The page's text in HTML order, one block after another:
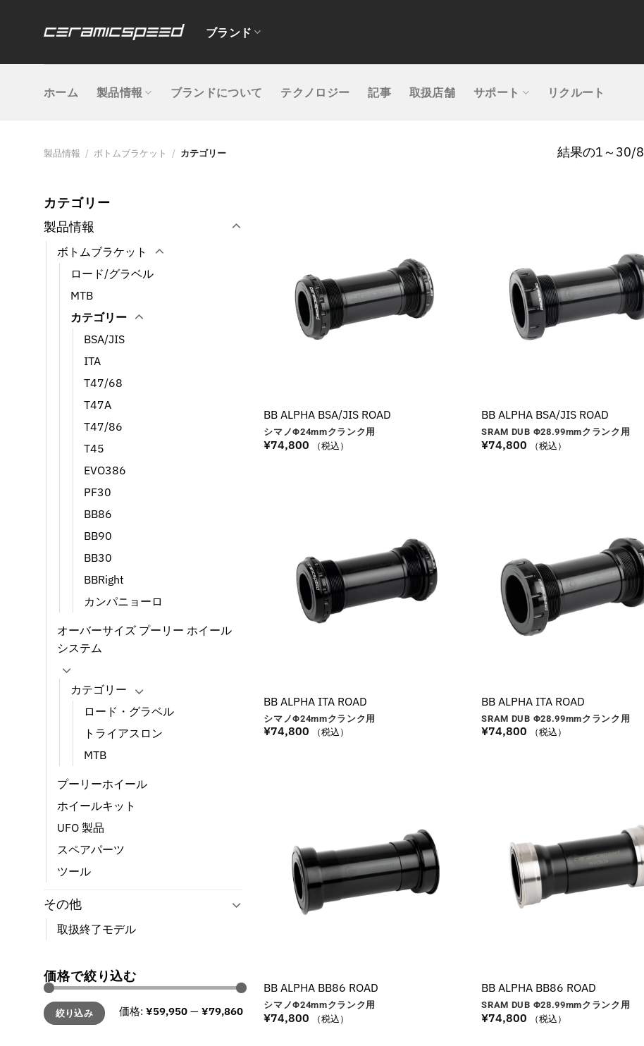
ブランド
ホーム 製品情報 ブランドについて テクノロジー 記事 取扱店舗 サポート リクルート
製品情報 / ボトムブラケット / カテゴリー 結果の1～30/
カテゴリー
製品情報
ボトムブラケット
ロード/グラベル
MTB
カテゴリー
BSA/JIS
ITA
T47/68
T47A
T47/86
T45
EVO386
PF30
BB86
BB90
BB30
BBRight
カンパニョーロ
オーバーサイズ プーリー ホイール
システム
カテゴリー
ロード・グラベル
トライアスロン
MTB
プーリーホイール
ホイールキット
UFO 製品
スペアパーツ
ツール
その他
取扱終了モデル
価格で絞り込む
最
低
価
最
高
価
絞り込み 価格: ¥59,950— ¥79,860
BB ALPHA BSA/JIS ROAD
シマノΦ24mmクランク用
¥74,800 （税込）
BB ALPHA BSA/JIS ROAD
SRAM DUB Φ28.99mmクランク用
¥74,800 （税込）
BB ALPHA ITA ROAD
シマノΦ24mmクランク用
¥74,800 （税込）
BB ALPHA ITA ROAD
SRAM DUB Φ28.99mmクランク用
¥74,800 （税込）
BB ALPHA BB86 ROAD
シマノΦ24mmクランク用
¥74,800 （税込）
BB ALPHA BB86 ROAD
SRAM DUB Φ28.99mmクランク用
¥74,800 （税込）